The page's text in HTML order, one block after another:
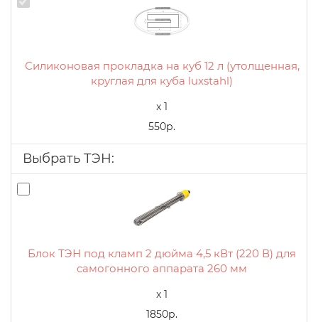
Силиконовая прокладка на куб 12 л (утолщенная,
круглая для куба luxstahl)
x 1
550р.
Выбрать ТЭН:
Блок ТЭН под кламп 2 дюйма 4,5 кВт (220 В) для
самогонного аппарата 260 мм
x 1
1850р.